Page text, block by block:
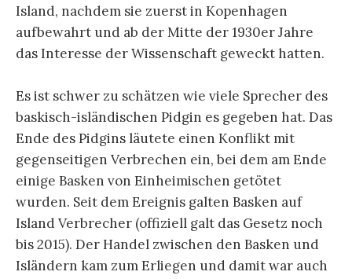
Island, nachdem sie zuerst in Kopenhagen
aufbewahrt und ab der Mitte der 1930er Jahre
das Interesse der Wissenschaft geweckt hatten.
Es ist schwer zu schätzen wie viele Sprecher des
baskisch-isländischen Pidgin es gegeben hat. Das
Ende des Pidgins läutete einen Konflikt mit
gegenseitigen Verbrechen ein, bei dem am Ende
einige Basken von Einheimischen getötet
wurden. Seit dem Ereignis galten Basken auf
Island Verbrecher (offiziell galt das Gesetz noch
bis 2015). Der Handel zwischen den Basken und
Isländern kam zum Erliegen und damit war auch